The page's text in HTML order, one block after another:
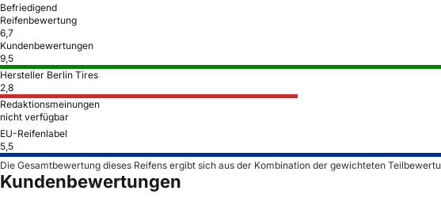
Befriedigend
Reifenbewertung
6,7
Kundenbewertungen
9,5
Hersteller Berlin Tires
2,8
Redaktionsmeinungen
nicht verfügbar
EU-Reifenlabel
5,5
Die Gesamtbewertung dieses Reifens ergibt sich aus der Kombination der gewichteten
Kundenbewertungen